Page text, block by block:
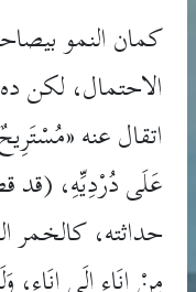
كمان النمو
الاحتمال، لكن
اتقال عنه
عَلَى دُرْدِيِّهِ، (قد
حداثته، كالخمر
مِنْ إِنَاءٍ إِلَى